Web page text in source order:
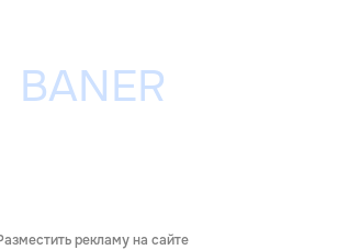
рекламу на сайте